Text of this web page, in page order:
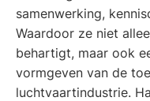
samenwerking,
Waardoor ze niet
behartigt, maar ook
vormgeven van de
luchtvaartindustrie.